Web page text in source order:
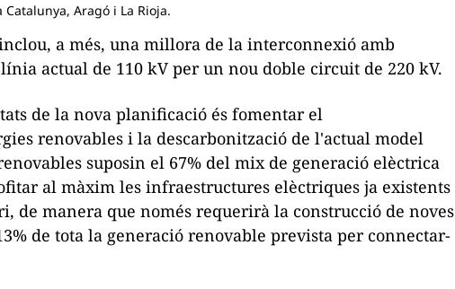
Catalunya, Aragó i La Rioja.
a més, una millora de la interconnexió amb
actual de 110 kV per un nou doble circuit de 220 kV.
de la nova planificació és fomentar el
renovables i la descarbonització de l'actual model
suposin el 67% del mix de generació elèctrica
al màxim les infraestructures elèctriques ja existents
de manera que només requerirà la construcció de noves
de tota la generació renovable prevista per connectar-